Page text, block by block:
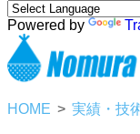
Powered by
HOME 実績・技